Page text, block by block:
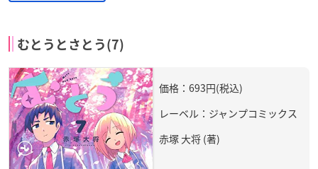
むとうとさとう(7)
価格：693円(税込)
レーベル：ジャンプコミックス
赤塚 大将 (著)